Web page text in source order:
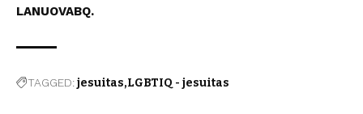
LANUOVABQ.
TAGGED:jesuitas LGBTIQ - jesuitas